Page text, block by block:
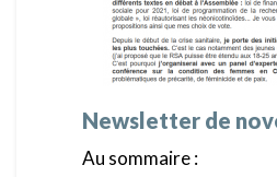
Newsletter de
Au sommaire :